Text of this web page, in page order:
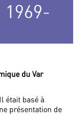
du Var
était basé à
présentation de